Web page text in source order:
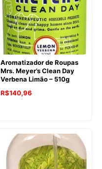
Aromatizador de Roupas
Mrs. Meyer’s Clean Day
Verbena Limão – 510g
O
R$176,61.
R$140,96
R$140,96.